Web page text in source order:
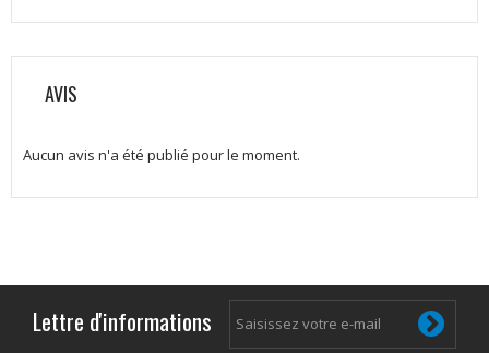
AVIS
Aucun avis n'a été publié pour le moment.
Lettre d'informations